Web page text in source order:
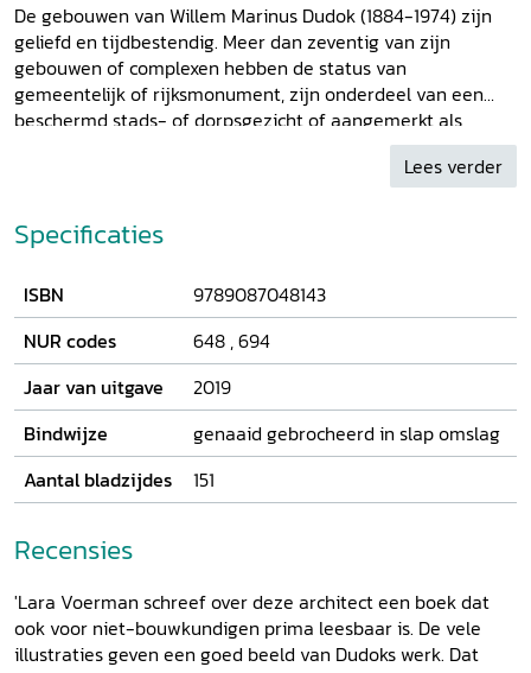
De gebouwen van Willem Marinus Dudok (1884-1974) zijn
geliefd en tijdbestendig. Meer dan zeventig van zijn
gebouwen of complexen hebben de status van
gemeentelijk of rijksmonument, zijn onderdeel van een
beschermd stads- of dorpsgezicht of aangemerkt als
wederopbouwgebied van nationaal belang. Dit boek biedt
een chronologisch verhaal van leven en werk van Dudok.
bredere context te plaatsen van netwerken van ideeën en
mensen. Van de hiërarchische Genie, het
Gooise milieu van kunstenaars en natuurbeschermers tot
commissies met collega's uit de top van de Nederlandse
stedenbouwkundige wereld - allen beïnvloedden in meer
of mindere mate zijn denken en zijn ontwerpen. Dudoks
ideeën over tuinstad Hilversum en het wonderlijke van de
architectuur zijn spectaculair verbeeld in foto's van Iwan
Baan.
Lees verder
Specificaties
ISBN
9789087048143
NUR codes
648 ,694
Jaar van uitgave
2019
Bindwijze
genaaid gebrocheerd in slap omslag
Aantal bladzijdes
151
Recensies
'Lara Voerman schreef over deze architect een boek dat
ook voor niet-bouwkundigen prima leesbaar is. De vele
illustraties geven een goed beeld van Dudoks werk. Dat